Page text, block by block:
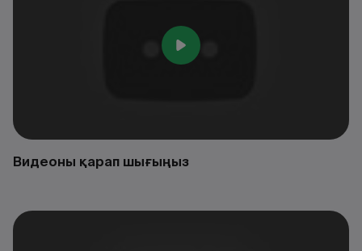
Видеоны қарап шығыңыз